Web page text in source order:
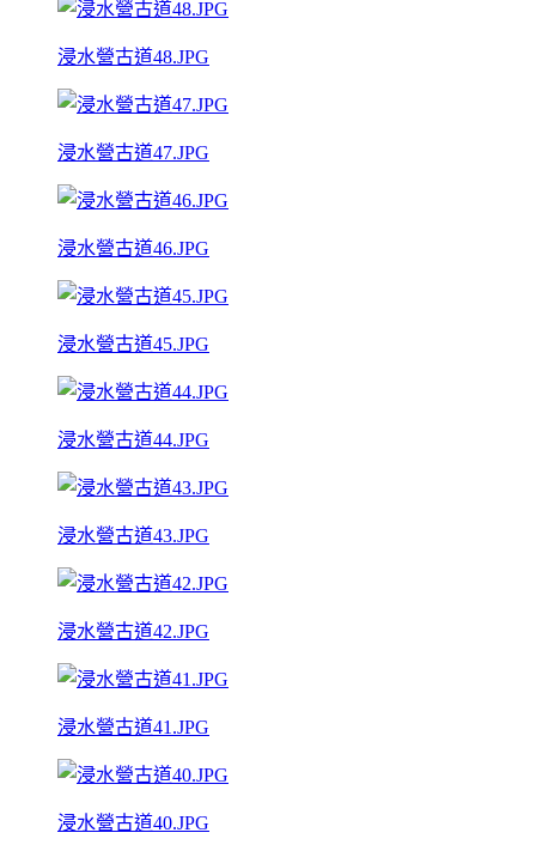
浸水營古道48.JPG
浸水營古道47.JPG
浸水營古道46.JPG
浸水營古道45.JPG
浸水營古道44.JPG
浸水營古道43.JPG
浸水營古道42.JPG
浸水營古道41.JPG
浸水營古道40.JPG